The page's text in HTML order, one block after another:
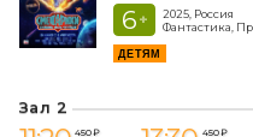
6 +
2025, Россия
Фантастика,
ДЕТЯМ
Зал 2
450 ₽ 450 ₽